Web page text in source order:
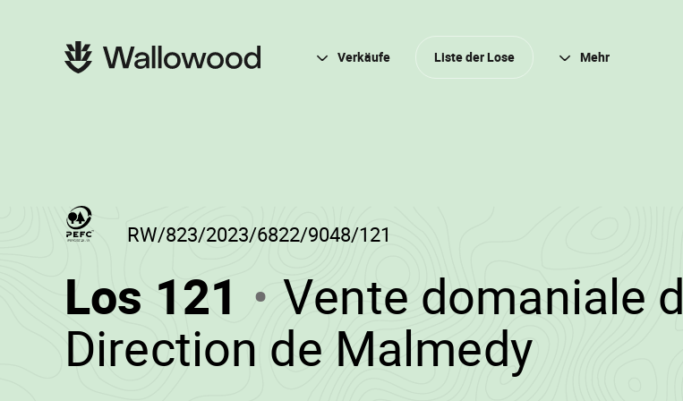
Los 121 (RW/823/2023/
-
Vente domaniale
Direction de Malmedy•
RW/823/2023/6822/9048/121
Hauptnavigation
Verkäufe Liste der Lose Mehr